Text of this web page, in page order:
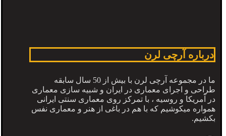
درباره آرچی لرن
ما در مجموعه آرچی لرن با بیش از 50 سال سابقه
طراحی و اجرای معماری در ایران و شبیه سازی معماری
در آمریکا و روسیه ، با تمرکز روی معماری سنتی ایرانی
همواره میکوشیم که با هم در باغی از هنر و معماری نفس
بکشیم.